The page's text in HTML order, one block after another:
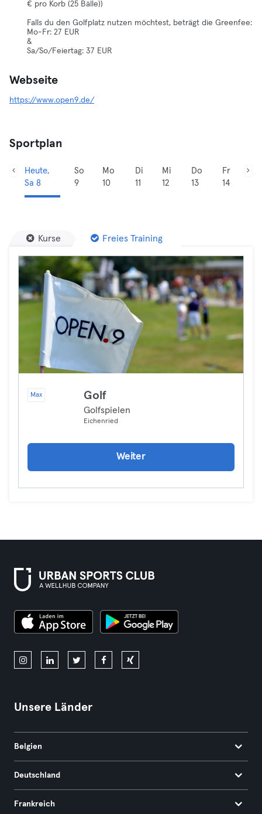
€ pro Korb (25 Bälle))
Falls du den Golfplatz nutzen möchtest, beträgt die Greenfee:
Mo-Fr: 27 EUR
&
Sa/So/Feiertag: 37 EUR
Webseite
https://www.open9.de/
Sportplan
Heute,
Sa 8
So
9
Mo
10
Di
11
Mi
12
Do
13
Fr
14
Kurse Freies Training
Max Golf
Golfspielen
Eichenried
Weiter
Unsere Länder
Belgien
Deutschland
Frankreich